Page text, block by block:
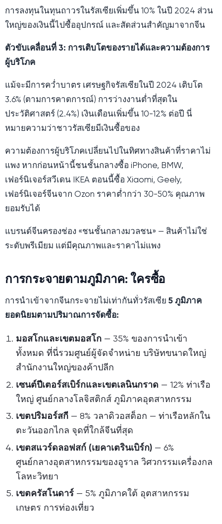
การลงทุนในทุนถาวรในรัสเซียเพิ่มขึ้น 10% ในปี 2024 ส่วน
ใหญ่ของเงินนี้ไปซื้ออุปกรณ์ และสัดส่วนสำคัญมาจากจีน
ตัวขับเคลื่อนที่ 3: การเติบโตของรายได้และความต้องการ
ผู้บริโภค
แม้จะมีการคว่ำบาตร เศรษฐกิจรัสเซียในปี 2024 เติบโต
3.6% (ตามการคาดการณ์) การว่างงานต่ำที่สุดใน
ประวัติศาสตร์ (2.4%) เงินเดือนเพิ่มขึ้น 10-12% ต่อปี นี่
หมายความว่าชาวรัสเซียมีเงินซื้อของ
ความต้องการผู้บริโภคเปลี่ยนไปในทิศทางสินค้าที่ราคาไม่
แพง หากก่อนหน้านี้ชนชั้นกลางซื้อ iPhone, BMW,
เฟอร์นิเจอร์สวีเดน IKEA ตอนนี้ซื้อ Xiaomi, Geely,
เฟอร์นิเจอร์จีนจาก Ozon ราคาต่ำกว่า 30-50% คุณภาพ
ยอมรับได้
แบรนด์จีนครองช่อง «ชนชั้นกลางมวลชน» — สินค้าไม่ใช่
ระดับพรีเมียม แต่มีคุณภาพและราคาไม่แพง
การกระจายตามภูมิภาค: ใครซื้อ
การนำเข้าจากจีนกระจายไม่เท่ากันทั่วรัสเซีย 5 ภูมิภาค
ยอดนิยมตามปริมาณการจัดซื้อ:
มอสโกและเขตมอสโก— 35% ของการนำเข้า
ทั้งหมด ที่นี่รวมศูนย์ผู้จัดจำหน่าย บริษัทขนาดใหญ่
สำนักงานใหญ่ของค้าปลีก
เซนต์ปีเตอร์สเบิร์กและเขตเลนินกราด — 12% ท่าเรือ
ใหญ่ ศูนย์กลางโลจิสติกส์ ภูมิภาคอุตสาหกรรม
เขตปริมอร์สกี— 8% วลาดิวอสต็อก — ท่าเรือหลักใน
ตะวันออกไกล จุดที่ใกล้จีนที่สุด
เขตสแวร์ดลอฟสก์ (เยคาเตรินเบิร์ก)— 6%
ศูนย์กลางอุตสาหกรรมของอูราล วิศวกรรมเครื่องกล
โลหะวิทยา
เขตครัสโนดาร์— 5% ภูมิภาคใต้ อุตสาหกรรม
เกษตร การท่องเที่ยว